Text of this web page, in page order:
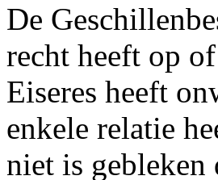
De
recht heeft op
Eiseres heeft
enkele relatie
niet is gebleken